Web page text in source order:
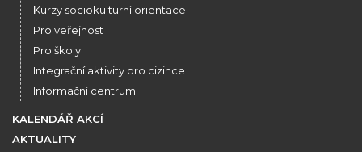
Kurzy sociokulturní orientace
Pro veřejnost
Pro školy
Integrační aktivity pro cizince
Informační centrum
KALENDÁŘ AKCÍ
AKTUALITY